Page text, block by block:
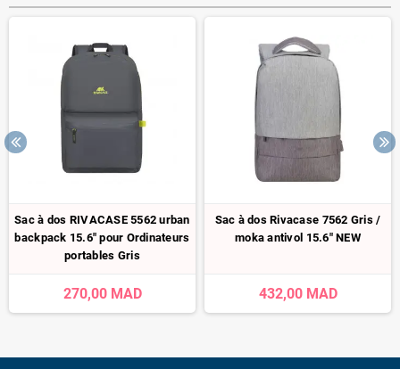
Sac à dos RIVACASE 5562 urban
backpack 15.6" pour Ordinateurs
portables Gris
270,00 MAD
‎Sac à dos Rivacase 7562 Gris /
moka antivol 15.6" NEW
432,00 MAD